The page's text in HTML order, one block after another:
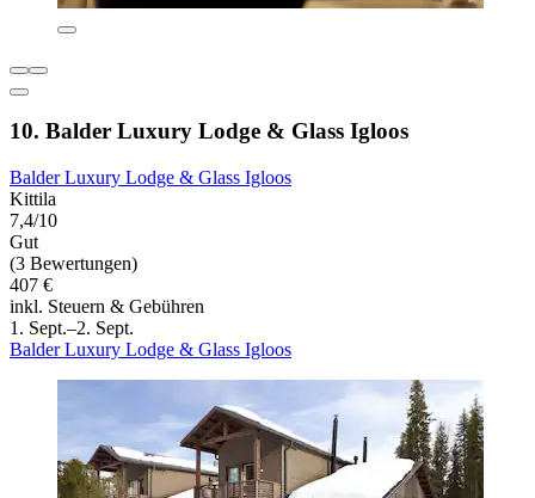
10. Balder Luxury Lodge & Glass Igloos
Balder Luxury Lodge & Glass Igloos
Kittila
7,4/10
Gut
(3 Bewertungen)
407 €
inkl. Steuern & Gebühren
1. Sept.–2. Sept.
Balder Luxury Lodge & Glass Igloos